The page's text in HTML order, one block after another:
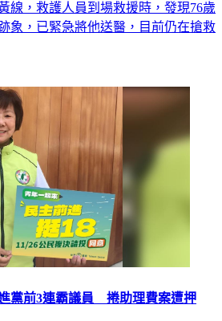
線，救護人員到場救援時，發現76歲
象，已緊急將他送醫，目前仍在搶救
黨前3連霸議員 捲助理費案遭押